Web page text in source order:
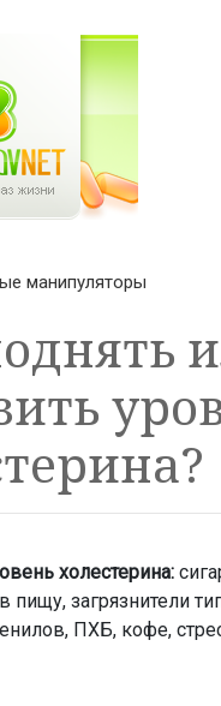
манипуляторы
холестерина: с
загрязнители
ПХБ, кофе,